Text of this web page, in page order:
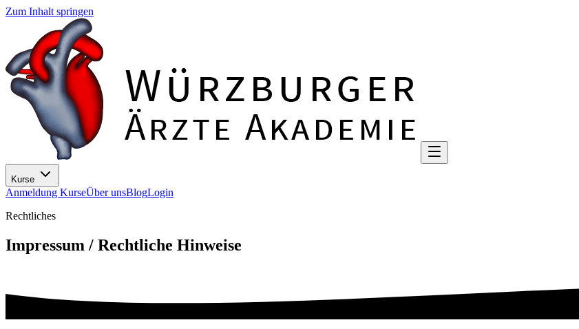
Zum Inhalt springen
Kurse
Anmeldung KurseÜber unsBlogLogin
Rechtliches
Impressum / Rechtliche Hinweise